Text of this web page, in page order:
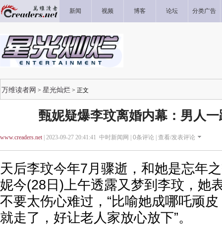
新闻 视频 博客 论坛 分类广告
万维读者网 > 星光灿烂 > 正文
甄妮疑爆李玟离婚内幕：男人
www.creaders.net| 2023-09-27 20:41:41 中时新闻网 | 0条评论 | 查看/发表评论
天后李玟今年7月骤逝，和她是忘年
妮今(28日)上午透露又梦到李玟，她
不要太伤心难过，“比喻她成哪吒顽
就走了，好让老人家放心放下”。